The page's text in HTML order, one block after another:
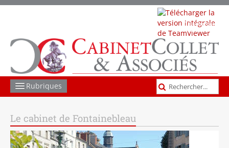
Télécharger
TeamViewer
Rubriques
SOCIAL
Le cabinet de Fontainebleau